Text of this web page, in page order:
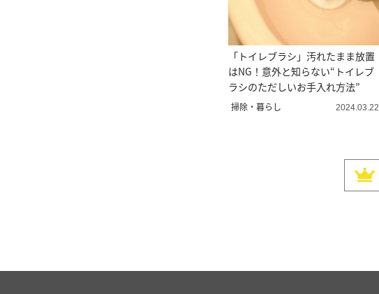
「トイレブラシ」汚れたまま放置
はNG！意外と知らない“トイレブ
ラシのただしいお手入れ方法”
掃除・暮らし 2024.03.22